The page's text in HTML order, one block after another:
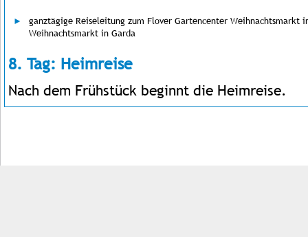
ganztägige Reiseleitung zum Flover Gartencenter Weihnachtsmarkt
Weihnachtsmarkt in Garda
8. Tag: Heimreise
Nach dem Frühstück beginnt die Heimreise.